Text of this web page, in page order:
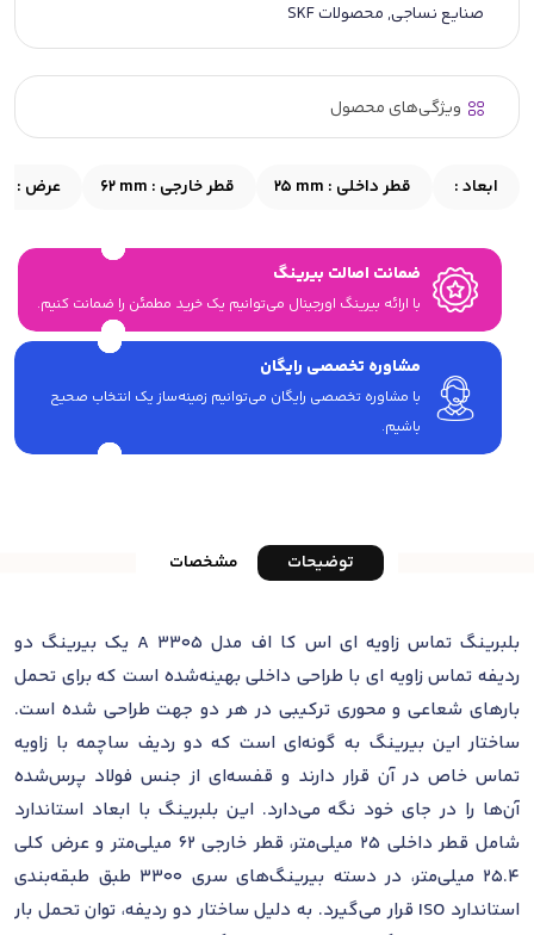
صنایع نساجی,محصولات SKF
ویژگی‌های محصول
ابعاد : قطر داخلی : 25 mm قطر خارجی : 62 mm عرض :
ضمانت اصالت بیرینگ
با ارائه بیرینگ اورجینال می‎‌توانیم یک خرید مطمئن را ضمانت کنیم.
مشاوره تخصصی رایگان
با مشاوره تخصصی رایگان می‌توانیم زمینه‌ساز یک انتخاب صحیح
باشیم.
توضیحات مشخصات
بلبرینگ تماس زاویه ای اس کا اف مدل 3305 A یک بیرینگ دو
ردیفه تماس زاویه ای با طراحی داخلی بهینه‌شده است که برای تحمل
بارهای شعاعی و محوری ترکیبی در هر دو جهت طراحی شده است.
ساختار این بیرینگ به گونه‌ای است که دو ردیف ساچمه با زاویه
تماس خاص در آن قرار دارند و قفسه‌ای از جنس فولاد پرس‌شده
آن‌ها را در جای خود نگه می‌دارد. این بلبرینگ با ابعاد استاندارد
شامل قطر داخلی 25 میلی‌متر، قطر خارجی 62 میلی‌متر و عرض کلی
25.4 میلی‌متر، در دسته بیرینگ‌های سری 3300 طبق طبقه‌بندی
استاندارد ISO قرار می‌گیرد. به دلیل ساختار دو ردیفه، توان تحمل بار